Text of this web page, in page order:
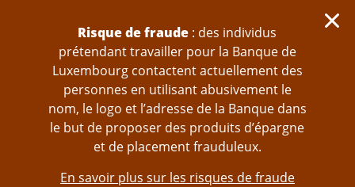
Risque de fraude : des individus
prétendant travailler pour la Banque de
Luxembourg contactent actuellement des
personnes en utilisant abusivement le
nom, le logo et l’adresse de la Banque dans
le but de proposer des produits d’épargne
et de placement frauduleux.
En savoir plus sur les risques de fraude